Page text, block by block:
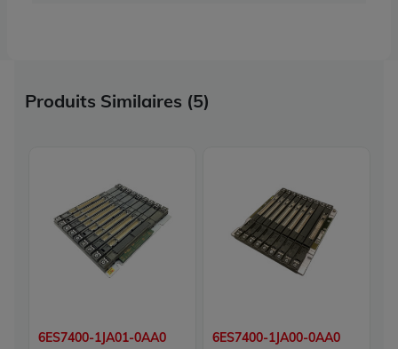
Produits Similaires (5)
6ES7400-1JA01-0AA0
6ES7400-1JA00-0AA0